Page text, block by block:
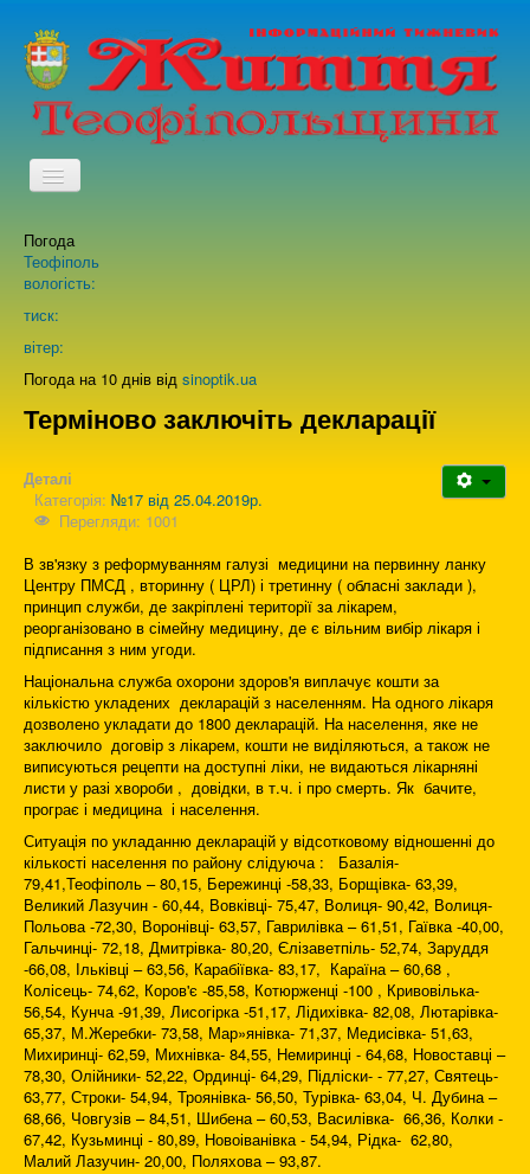
TPL_PROTOSTAR_TOGGLE_MENU
Про нас
Погода
Теофіполь
вологість:
тиск:
вітер:
Погода на 10 днів від sinoptik.ua
Терміново заключіть декларації
Деталі
Категорія: №17 від 25.04.2019р.
Перегляди: 1001
В зв'язку з реформуванням галузі медицини на первинну ланку
Центру ПМСД , вторинну ( ЦРЛ) і третинну ( обласні заклади ),
принцип служби, де закріплені території за лікарем,
реорганізовано в сімейну медицину, де є вільним вибір лікаря і
підписання з ним угоди.
Національна служба охорони здоров'я виплачує кошти за
кількістю укладених декларацій з населенням. На одного лікаря
дозволено укладати до 1800 декларацій. На населення, яке не
заключило договір з лікарем, кошти не виділяються, а також не
виписуються рецепти на доступні ліки, не видаються лікарняні
листи у разі хвороби , довідки, в т.ч. і про смерть. Як бачите,
програє і медицина і населення.
Ситуація по укладанню декларацій у відсотковому відношенні до
кількості населення по району слідуюча : Базалія-
79,41,Теофіполь – 80,15, Бережинці -58,33, Борщівка- 63,39,
Великий Лазучин - 60,44, Вовківці- 75,47, Волиця- 90,42, Волиця-
Польова -72,30, Воронівці- 63,57, Гаврилівка – 61,51, Гаївка -40,00,
Гальчинці- 72,18, Дмитрівка- 80,20, Єлізаветпіль- 52,74, Заруддя
-66,08, Ільківці – 63,56, Карабіївка- 83,17, Караїна – 60,68 ,
Колісець- 74,62, Коров'є -85,58, Котюрженці -100 , Кривовілька-
56,54, Кунча -91,39, Лисогірка -51,17, Лідихівка- 82,08, Лютарівка-
65,37, М.Жеребки- 73,58, Мар»янівка- 71,37, Медисівка- 51,63,
Михиринці- 62,59, Михнівка- 84,55, Немиринці - 64,68, Новоставці –
78,30, Олійники- 52,22, Ординці- 64,29, Підліски- - 77,27, Святець-
63,77, Строки- 54,94, Троянівка- 56,50, Турівка- 63,04, Ч. Дубина –
68,66, Човгузів – 84,51, Шибена – 60,53, Василівка- 66,36, Колки -
67,42, Кузьминці - 80,89, Новоіванівка - 54,94, Рідка- 62,80,
Малий Лазучин- 20,00, Поляхова – 93,87.